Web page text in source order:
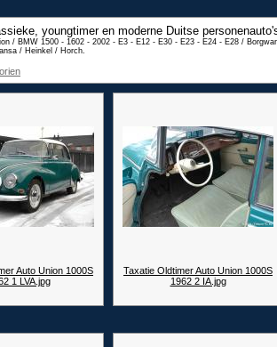
youngtimer en moderne Duitse
/ BMW 1500 - 1602 - 2002 - E3 - E12 - E30 - E23 - E24 - E28 /
/ Heinkel / Horch.
Auto Union 1000S
1 LVA.jpg
Taxatie Oldtimer Auto Union 1000S
1962 2 IA.jpg